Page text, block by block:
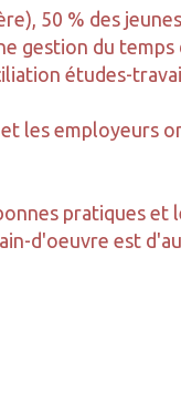
50 % des
gestion du temps
études-
les employeurs
pratiques et
d'oeuvre est